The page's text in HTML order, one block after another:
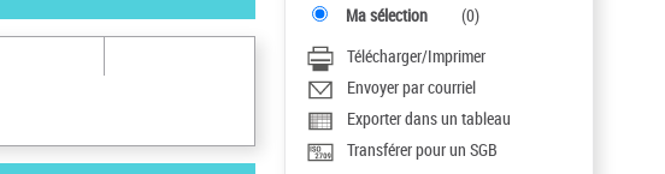
Ma sélection (0)
Télécharger/Imprimer
Envoyer par courriel
Exporter dans un tableau
Transférer pour un SGB